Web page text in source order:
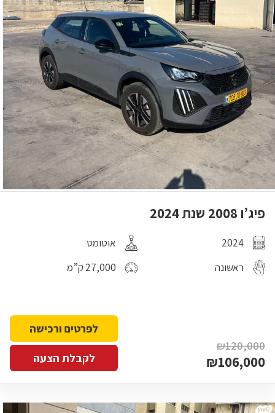
פיג’ו 2008 שנת 2024
2024
אוטומט
ראשונה
27,000 ק”מ
₪120,000
₪106,000
לפרטים ורכישה
לקבלת הצעה